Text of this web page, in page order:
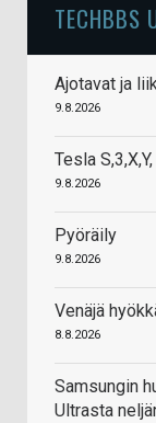
TECHBBS
Ajotavat ja
9.8.2026
Tesla
9.8.2026
Pyöräily
9.8.2026
Venäjä
8.8.2026
Samsungin
Ultrasta